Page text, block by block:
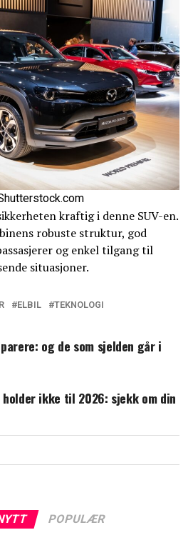
kraftig i denne SUV-en.
robuste struktur, god
og enkel tilgang til
situasjoner.
ELBIL TEKNOLOGI
og de som sjelden går i
ikke til 2026: sjekk om din
POPULÆR